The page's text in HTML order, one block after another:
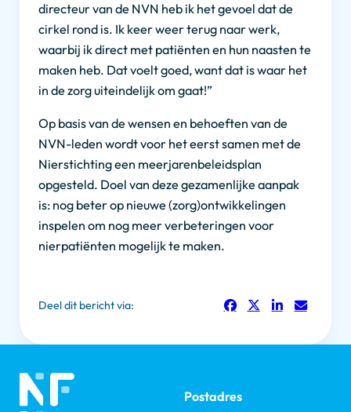
directeur van de NVN heb ik het gevoel dat de
cirkel rond is. Ik keer weer terug naar werk,
waarbij ik direct met patiënten en hun naasten te
maken heb. Dat voelt goed, want dat is waar het
in de zorg uiteindelijk om gaat!”
Op basis van de wensen en behoeften van de
NVN-leden wordt voor het eerst samen met de
Nierstichting een meerjarenbeleidsplan
opgesteld. Doel van deze gezamenlijke aanpak
is: nog beter op nieuwe (zorg)ontwikkelingen
inspelen om nog meer verbeteringen voor
nierpatiënten mogelijk te maken.
Deel dit bericht via:
Postadres